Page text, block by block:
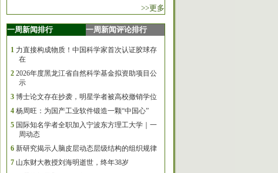
>>更多
一周新闻排行 一周新闻评论排行
1 力直接构成物质！中国科学家首次认证胶球存
在
2 2026年度黑龙江省自然科学基金拟资助项目公
示
3 博士论文存在抄袭，明星学者被高校撤销学位
4 杨周旺：为国产工业软件锻造一颗“中国心”
5 国际知名学者全职加入宁波东方理工大学｜一
周动态
6 新研究揭示人脑皮层动态层级结构的组织规律
7 山东财大教授刘海明逝世，终年38岁